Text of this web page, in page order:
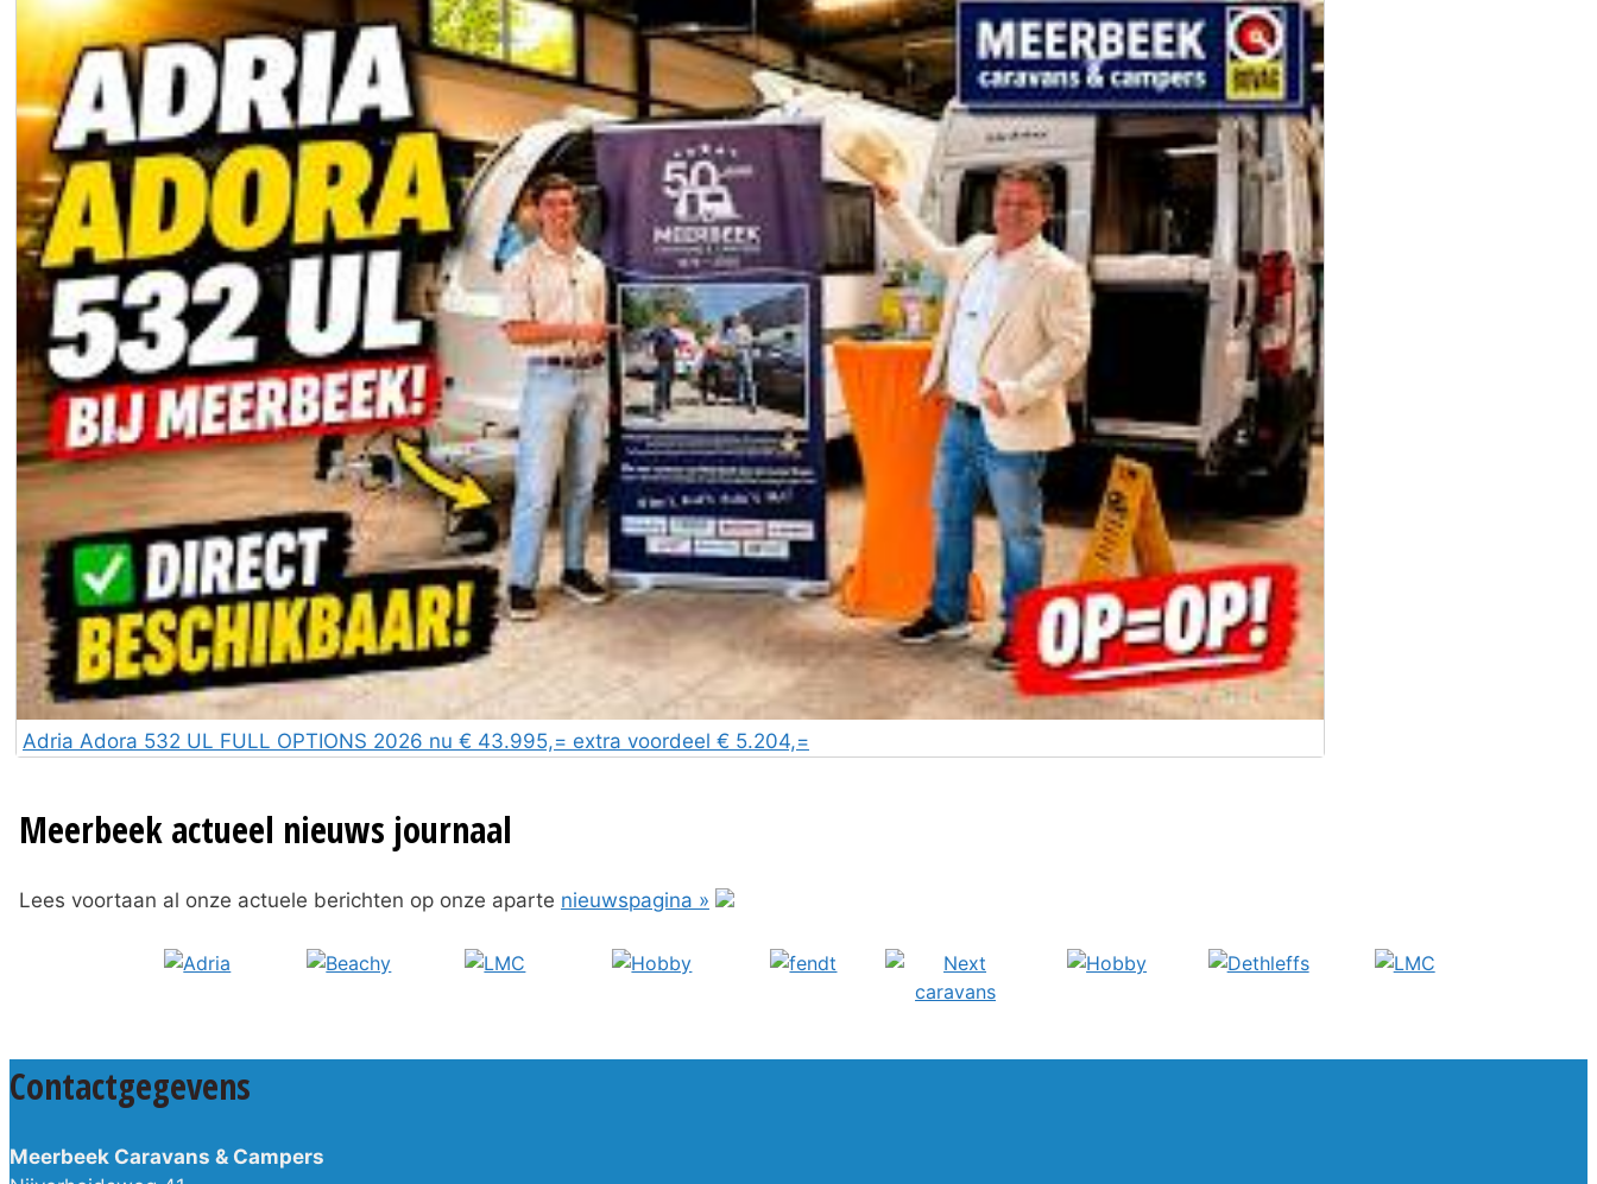
Adria Adora 532 UL FULL OPTIONS 2026 nu € 43.995,= extra voordeel € 5.204,=
Meerbeek actueel nieuws journaal
Lees voortaan al onze actuele berichten op onze aparte nieuwspagina »
Contactgegevens
Meerbeek Caravans & Campers